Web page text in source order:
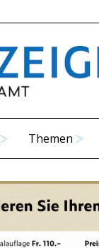
Themen